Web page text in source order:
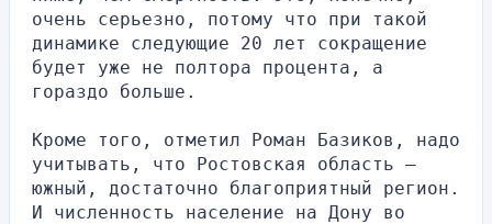
очень серьезно, потому что при такой
динамике следующие 20 лет сокращение
будет уже не полтора процента, а
гораздо больше.
Кроме того, отметил Роман Базиков, надо
учитывать, что Ростовская область —
южный, достаточно благоприятный регион.
И численность население на Дону во